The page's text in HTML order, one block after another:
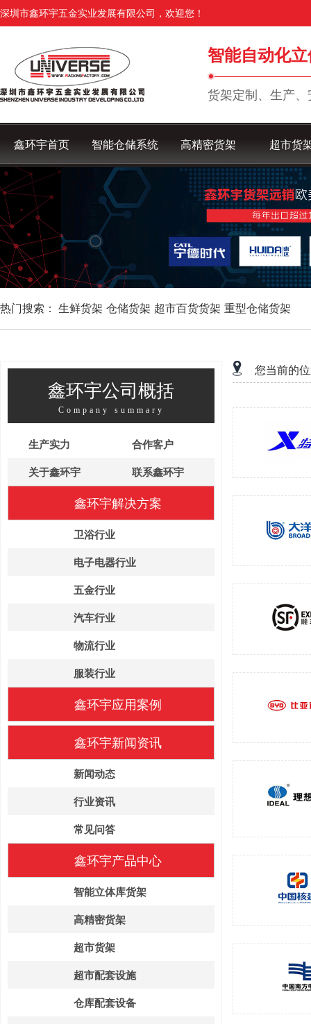
深圳市鑫环宇五金实业发展有限公司，欢迎您！
智能自动化
货架定制、生产
鑫环宇首页 智能仓储系统 高精密货架 超市货
热门搜索： 生鲜货架 仓储货架 超市百货货架 重型仓储货架
鑫环宇公司概括
Company summary
生产实力 合作客户
关于鑫环宇 联系鑫环宇
鑫环宇解决方案
卫浴行业
电子电器行业
五金行业
汽车行业
物流行业
服装行业
鑫环宇应用案例
鑫环宇新闻资讯
新闻动态
行业资讯
常见问答
鑫环宇产品中心
智能立体库货架
高精密货架
超市货架
超市配套设施
仓库配套设备
您当前的